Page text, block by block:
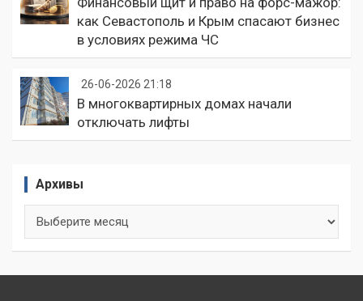
как Севастополь и Крым спасают бизнес
в условиях режима ЧС
26-06-2026 21:18
В многоквартирных домах начали
отключать лифты
Архивы